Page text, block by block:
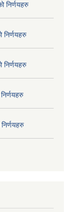
निर्णयहरु